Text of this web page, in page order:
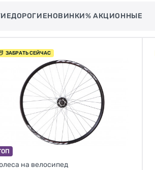
ДОРОГИЕНОВИНКИ% АКЦИОННЫЕ
ЗАБРАТЬ СЕЙЧАС
на велосипед